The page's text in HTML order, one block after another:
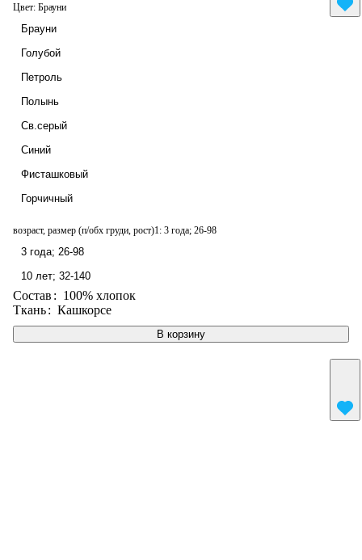
В корзину
Цвет: Брауни
Брауни
Голубой
Петроль
Полынь
Св.серый
Синий
Фисташковый
Горчичный
возраст, размер (п/обх груди, рост)1: 3 года; 26-98
3 года; 26-98
10 лет; 32-140
Состав: 100% хлопок
Ткань: Кашкорсе